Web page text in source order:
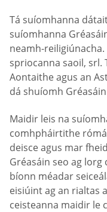
Tá suíomhanna
suíomhanna
neamh-
spriocanna saoil, srl.
Aontaithe agus an
dá shuíomh
Maidir leis na
comhpháirtithe
deisce agus mar
Gréasáin seo ag
bíonn méadar
eisiúint ag an rialtas
ceisteanna maidir le